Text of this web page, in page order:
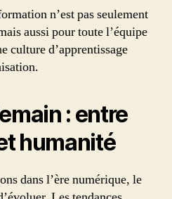
n’est pas seulement
aussi pour toute l’équipe
culture d’apprentissage
: entre
humanité
dans l’ère numérique, le